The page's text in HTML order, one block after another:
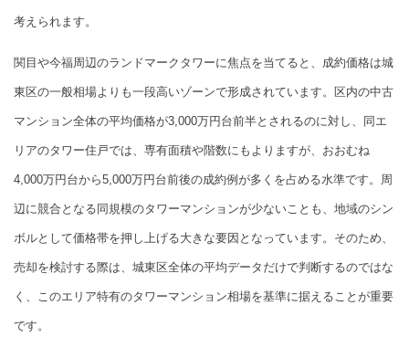
考えられます。
関目や今福周辺のランドマークタワーに焦点を当てると、成約価格は城
東区の一般相場よりも一段高いゾーンで形成されています。区内の中古
マンション全体の平均価格が3,000万円台前半とされるのに対し、同エ
リアのタワー住戸では、専有面積や階数にもよりますが、おおむね
4,000万円台から5,000万円台前後の成約例が多くを占める水準です。周
辺に競合となる同規模のタワーマンションが少ないことも、地域のシン
ボルとして価格帯を押し上げる大きな要因となっています。そのため、
売却を検討する際は、城東区全体の平均データだけで判断するのではな
く、このエリア特有のタワーマンション相場を基準に据えることが重要
です。